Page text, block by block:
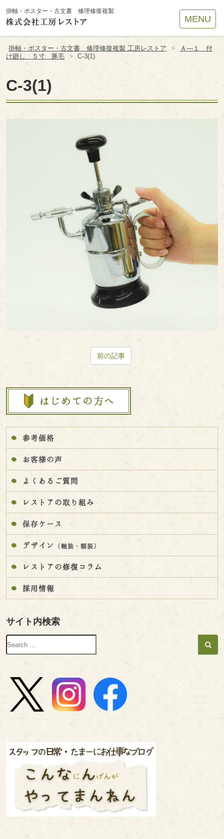
掛軸・ポスター・古文書 修理修復複製
MENU
掛軸・ポスター・古文書 修理修復複製 工房レストア >
Ａ―１ 付
け廻し ５寸 豚毛 > C-3(1)
C-3(1)
前の記事
参考価格
お客様の声
よくあるご質問
レストアの取り組み
保存ケース
デザイン （軸装・額装）
レストアの修復コラム
採用情報
サイト内検索
Site
Footer